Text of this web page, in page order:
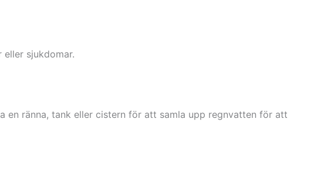
sjukdomar.
ränna, tank eller cistern för att samla upp regnvatten för att